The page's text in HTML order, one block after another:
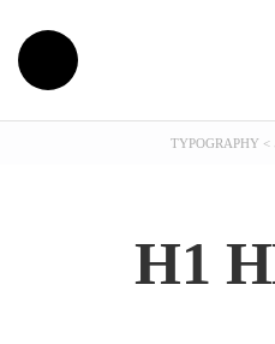
>
TYPOGRAPHY
H1